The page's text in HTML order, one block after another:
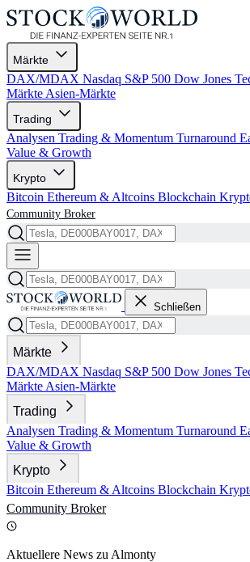
Märkte
DAX/MDAX Nasdaq S&P 500 Dow Jones
Märkte Asien-Märkte
Trading
Analysen Trading & Momentum Turnaround
Value & Growth
Krypto
Bitcoin Ethereum & Altcoins Blockchain
Community Broker
Schließen
Märkte
DAX/MDAX Nasdaq S&P 500 Dow Jones
Märkte Asien-Märkte
Trading
Analysen Trading & Momentum Turnaround
Value & Growth
Krypto
Bitcoin Ethereum & Altcoins Blockchain
Community Broker
Aktuellere News zu Almonty